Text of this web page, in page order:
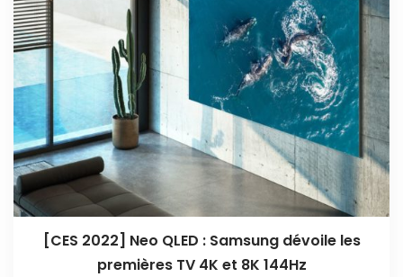
[CES 2022] Neo QLED : Samsung dévoile les
premières TV 4K et 8K 144Hz